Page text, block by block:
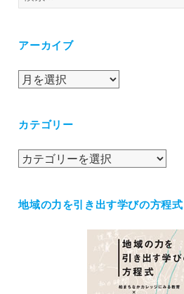
索:
アーカイブ
ア
イ
カテゴリー
カ
リ
地域の力を引き出す学びの方程式